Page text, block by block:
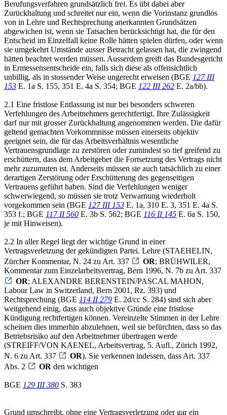
Berufungsverfahren grundsätzlich frei. Es übt dabei aber
Zurückhaltung und schreitet nur ein, wenn die Vorinstanz grundlos
von in Lehre und Rechtsprechung anerkannten Grundsätzen
abgewichen ist, wenn sie Tatsachen berücksichtigt hat, die für den
Entscheid im Einzelfall keine Rolle hätten spielen dürfen, oder wenn
sie umgekehrt Umstände ausser Betracht gelassen hat, die zwingend
hätten beachtet werden müssen. Ausserdem greift das Bundesgericht
in Ermessensentscheide ein, falls sich diese als offensichtlich
unbillig, als in stossender Weise ungerecht erweisen (BGE 127 III
153 E. 1a S. 155, 351 E. 4a S. 354; BGE 122 III 262 E. 2a/bb).
2.1 Eine fristlose Entlassung ist nur bei besonders schweren
Verfehlungen des Arbeitnehmers gerechtfertigt. Ihre Zulässigkeit
darf nur mit grosser Zurückhaltung angenommen werden. Die dafür
geltend gemachten Vorkommnisse müssen einerseits objektiv
geeignet sein, die für das Arbeitsverhältnis wesentliche
Vertrauensgrundlage zu zerstören oder zumindest so tief greifend zu
erschüttern, dass dem Arbeitgeber die Fortsetzung des Vertrags nicht
mehr zuzumuten ist. Anderseits müssen sie auch tatsächlich zu einer
derartigen Zerstörung oder Erschütterung des gegenseitigen
Vertrauens geführt haben. Sind die Verfehlungen weniger
schwerwiegend, so müssen sie trotz Verwarnung wiederholt
vorgekommen sein (BGE 127 III 153 E. 1a, 310 E. 3, 351 E. 4a S.
353 f.; BGE 117 II 560 E. 3b S. 562; BGE 116 II 145 E. 6a S. 150,
je mit Hinweisen).
2.2 In aller Regel liegt der wichtige Grund in einer
Vertragsverletzung der gekündigten Partei. Lehre (STAEHELIN,
Zürcher Kommentar, N. 24 zu Art. 337
OR; BRÜHWILER,
Kommentar zum Einzelarbeitsvertrag, Bern 1996, N. 7b zu Art. 337
OR; ALEXANDRE BERENSTEIN/PASCAL MAHON,
Labour Law in Switzerland, Bern 2001, Rz. 393) und
Rechtsprechung (BGE 114 II 279 E. 2d/cc S. 284) sind sich aber
weitgehend einig, dass auch objektive Gründe eine fristlose
Kündigung rechtfertigen können. Vereinzelte Stimmen in der Lehre
scheinen dies immerhin abzulehnen, weil sie befürchten, dass so das
Betriebsrisiko auf den Arbeitnehmer übertragen werde
(STREIFF/VON KAENEL, Arbeitsvertrag, 5. Aufl., Zürich 1992,
N. 6 zu Art. 337
OR). Sie verkennen indessen, dass Art. 337
Abs. 2
OR den wichtigen
BGE 129 III 380 S. 383
Grund umschreibt, ohne eine Vertragsverletzung oder gar ein